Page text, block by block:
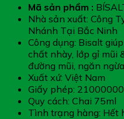
Mã sản phẩm :
Nhà sản xuất: Công
Nhánh Tại Bắc Ninh
Công dụng: Bisalt
chất nhày, lớp gỉ mũi
đường mũi, ngăn
Xuất xứ: Việt Nam
Giấy phép:
Quy cách: Chai 75ml
Tình trạng hàng: Hết